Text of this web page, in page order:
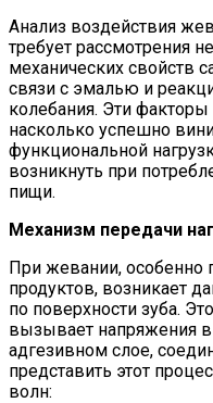
Анализ воздействия
требует рассмотрения
механических свойств
связи с эмалью и
колебания. Эти
насколько успешно
функциональной
возникнуть при
пищи.
Механизм передачи
При жевании, особенно
продуктов, возникает
по поверхности зуба.
вызывает напряжения
адгезивном слое,
представить этот
волн: